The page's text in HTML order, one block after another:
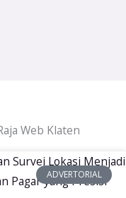
Web Klaten
ADVERTORIAL